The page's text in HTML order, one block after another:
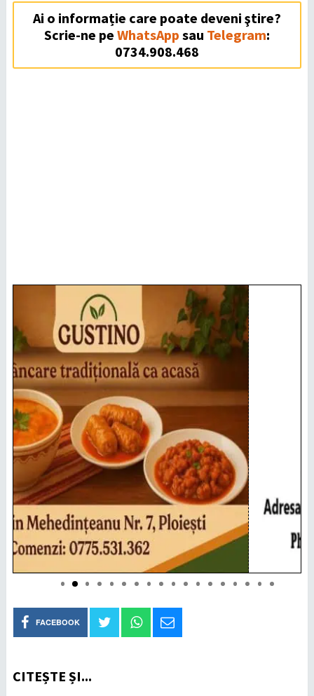
Ai o informație care poate deveni ştire?
Scrie-ne pe WhatsApp sau Telegram:
0734.908.468
FACEBOOK
CITEȘTE ȘI...